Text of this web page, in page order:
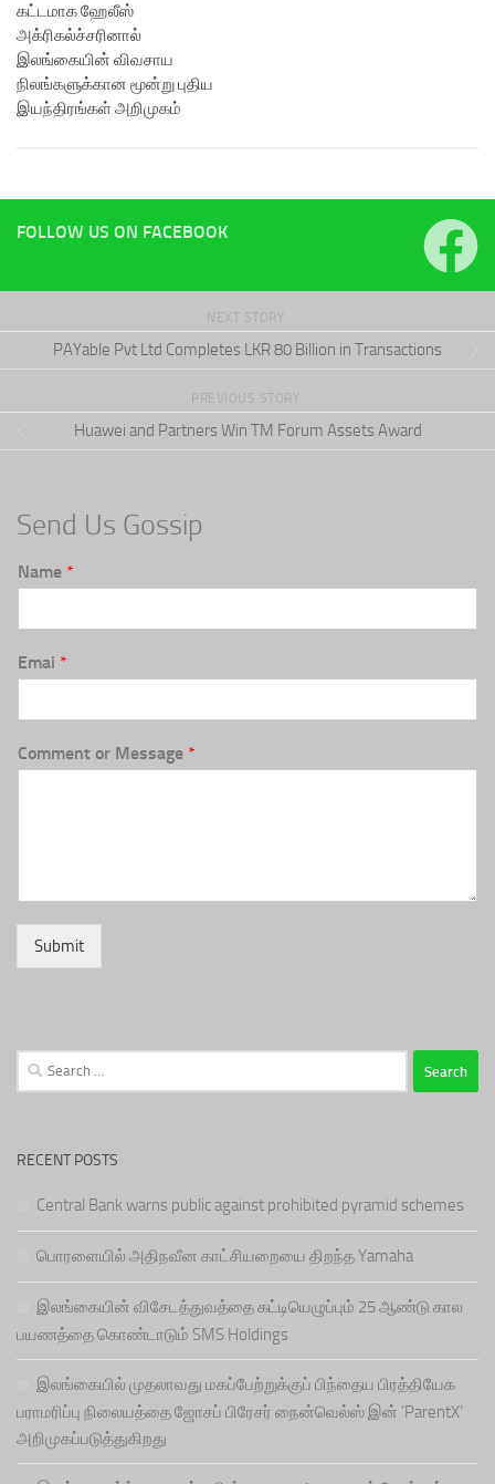
கட்டமாக ஹேலீஸ்
அக்ரிகல்ச்சரினால்
இலங்கையின் விவசாய
நிலங்களுக்கான மூன்று புதிய
இயந்திரங்கள் அறிமுகம்
FOLLOW US ON FACEBOOK
NEXT STORY
PAYable Pvt Ltd Completes LKR 80 Billion in Transactions
PREVIOUS STORY
Huawei and Partners Win TM Forum Assets Award
Send Us Gossip
Name *
Emai *
Comment or Message *
Submit
Search
for:
RECENT POSTS
Central Bank warns public against prohibited pyramid schemes
பொரளையில் அதிநவீன காட்சியறையை திறந்த Yamaha
இலங்கையின் விசேடத்துவத்தை கட்டியெழுப்பும் 25 ஆண்டு கால
பயணத்தை கொண்டாடும் SMS Holdings
இலங்கையில் முதலாவது மகப்பேற்றுக்குப் பிந்தைய பிரத்தியேக
பராமரிப்பு நிலையத்தை ஜோசப் பிரேசர் நைன்வெல்ஸ் இன் ‘ParentX’
அறிமுகப்படுத்துகிறது